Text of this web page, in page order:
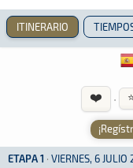
ITINERARIO
❤️ ·
ETAPA 1 · VIERNES, 6 JULIO